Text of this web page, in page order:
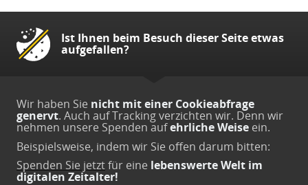
Ist Ihnen beim Besuch dieser Seite etwas
aufgefallen?
Wir haben Sie nicht mit einer Cookieabfrage
genervt. Auch auf Tracking verzichten wir. Denn wir
nehmen unsere Spenden aufehrliche Weise ein.
Beispielsweise, indem wir Sie offen darum bitten:
Spenden Sie jetztfür eine lebenswerte Welt im
digitalen Zeitalter!